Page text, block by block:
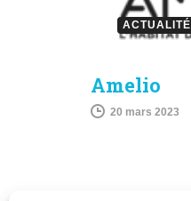
ACTUALITÉ
Amelio
20 mars 2023